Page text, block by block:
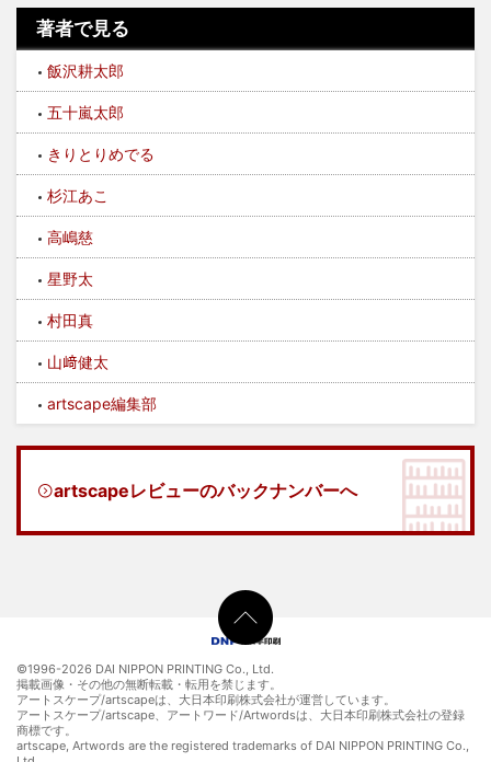
著者で見る
飯沢耕太郎
五十嵐太郎
きりとりめでる
杉江あこ
高嶋慈
星野太
村田真
山﨑健太
artscape編集部
artscapeレビューのバックナンバーへ
©1996-2026 DAI NIPPON PRINTING Co., Ltd.
掲載画像・その他の無断転載・転用を禁じます。
アートスケープ/artscapeは、大日本印刷株式会社が運営しています。
アートスケープ/artscape、アートワード/Artwordsは、大日本印刷株式会社の登録
商標です。
artscape, Artwords are the registered trademarks of DAI NIPPON PRINTING Co.,